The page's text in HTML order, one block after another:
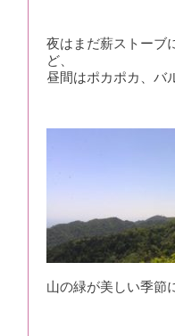
夜はまだ薪ストーブ
ど、
昼間はポカポカ、バ
山の緑が美しい季節